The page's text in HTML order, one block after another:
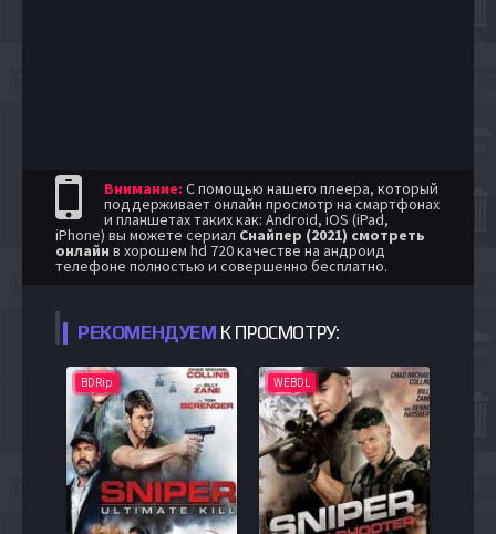
Внимание: С помощью нашего плеера, который
поддерживает онлайн просмотр на смартфонах
и планшетах таких как: Android, iOS (iPad,
iPhone) вы можете сериал Снайпер (2021) смотреть
онлайн в хорошем hd 720 качестве на андроид
телефоне полностью и совершенно бесплатно.
РЕКОМЕНДУЕМ К ПРОСМОТРУ:
BDRip WEBDL